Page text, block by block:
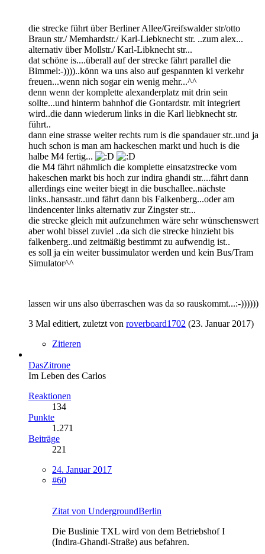
die strecke führt über Berliner Allee/Greifswalder str/otto
Braun str./ Memhardstr./ Karl-Liebknecht str. ..zum alex...
alternativ über Mollstr./ Karl-Libknecht str...
dat schöne is....überall auf der strecke fährt parallel die
Bimmel:-))))..könn wa uns also auf gespannten ki verkehr
freuen...wenn nich sogar ein wenig mehr...^^
denn wenn der komplette alexanderplatz mit drin sein
sollte...und hinterm bahnhof die Gontardstr. mit integriert
wird..die dann wiederum links in die Karl liebknecht str.
führt..
dann eine strasse weiter rechts rum is die spandauer str..und ja
huch schon is man am hackeschen markt und huch is die
halbe M4 fertig...
die M4 fährt nähmlich die komplette einsatzstrecke vom
hakeschen markt bis hoch zur indira ghandi str....fährt dann
allerdings eine weiter biegt in die buschallee..nächste
links..hansastr..und fährt dann bis Falkenberg...oder am
lindencenter links alternativ zur Zingster str...
die strecke gleich mit aufzunehmen wäre sehr wünschenswert
aber wohl bissel zuviel ..da sich die strecke hinzieht bis
falkenberg..und zeitmäßig bestimmt zu aufwendig ist..
es soll ja ein weiter bussimulator werden und kein Bus/Tram
Simulator^^
lassen wir uns also überraschen was da so rauskommt...:-))))))
3 Mal editiert, zuletzt von roverboard1702 (23. Januar 2017)
Zitieren
DasZitrone
Im Leben des Carlos
Reaktionen
134
Punkte
1.271
Beiträge
221
24. Januar 2017
#60
Zitat von UndergroundBerlin
Die Buslinie TXL wird von dem Betriebshof I
(Indira-Ghandi-Straße) aus befahren.